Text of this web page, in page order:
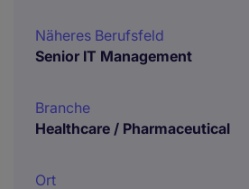
Näheres Berufsfeld
Senior IT Management
Branche
Healthcare / Pharmaceutical
Ort